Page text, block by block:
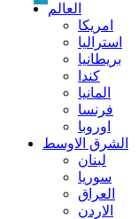
العالم
امريكا
استراليا
بريطانيا
كندا
المانيا
فرنسا
اوروبا
الشرق الاوسط
لبنان
سوريا
العراق
الاردن